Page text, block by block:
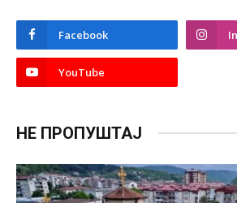
Facebook
YouTube
НЕ ПРОПУШТАЈ